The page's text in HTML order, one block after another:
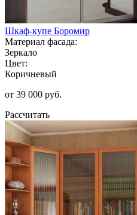
Шкаф-купе Боромир
Материал фасада:
Зеркало
Цвет:
Коричневый
от 39 000 руб.
Рассчитать